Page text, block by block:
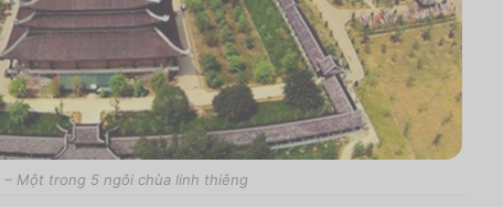
– Một trong 5 ngôi chùa linh thiêng